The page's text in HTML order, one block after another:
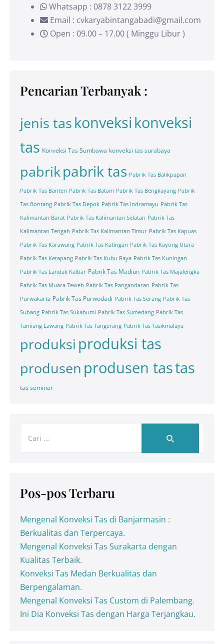
Whatsapp : 0878 3122 3999
Email : cvkaryabintangabadi@gmail.com
Open : 09.00 – 17.00 ( Minggu Libur )
Pencarian Terbanyak :
jenis taskonveksi konveksi
tas Konveksi Tas Sumbawa konveksi tas surabaya
pabrikpabrik tas Pabrik Tas Balikpapan
Pabrik Tas Banten Pabrik Tas Batam Pabrik Tas Bengkayang Pabrik
Tas Bontang Pabrik Tas Depok Pabrik Tas Indramayu Pabrik Tas
Kalimantan Barat Pabrik Tas Kalimantan Selatan Pabrik Tas
Kalimantan Tengah Pabrik Tas Kalimantan Timur Pabrik Tas Kapuas
Pabrik Tas Karawang Pabrik Tas Katingan Pabrik Tas Kayong Utara
Pabrik Tas Ketapang Pabrik Tas Kubu Raya Pabrik Tas Kuningan
Pabrik Tas Landak Kalbar Pabrik Tas Madiun Pabrik Tas Majalengka
Pabrik Tas Muara Teweh Pabrik Tas Pangandaran Pabrik Tas
Purwakarta Pabrik Tas Purwodadi Pabrik Tas Serang Pabrik Tas
Subang Pabrik Tas Sukabumi Pabrik Tas Sumedang Pabrik Tas
Tamiang Lawang Pabrik Tas Tangerang Pabrik Tas Tasikmalaya
produksi produksi tas
produsen produsen tastas
tas seminar
Pos-pos Terbaru
Mengenal Konveksi Tas di Banjarmasin :
Berkualitas dan Terpercaya.
Mengenal Konveksi Tas Surakarta dengan
Kualitas Terbaik.
Konveksi Tas Medan Berkualitas dan
Berpengalaman.
Mengenal Konveksi Tas Custom di Palembang.
Ini Dia Konveksi Tas dengan Harga Terjangkau.